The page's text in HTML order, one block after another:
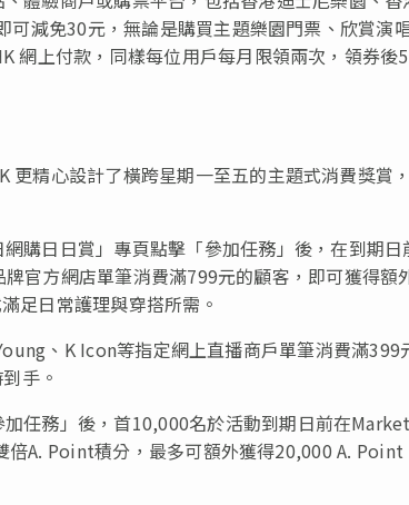
減免30元，無論是購買主題樂園門票、欣賞演
網上付款，同樣每位用戶每月限領兩次，領券後5
精心設計了橫跨星期一至五的主題式消費獎賞，
購日日賞」專頁點擊「參加任務」後，在到期日
官方網店單筆消費滿799元的顧客，即可獲得額
足日常護理與穿搭所需。
、K Icon等指定網上直播商戶單筆消費滿399
手。
任務」後，首10,000名於活動到期日前在Market
A. Point積分，最多可額外獲得20,000 A. Point